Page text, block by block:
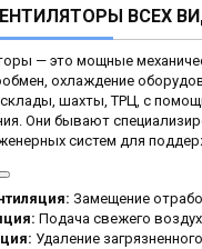
ВСЕХ
— это мощные
охлаждение
склады, шахты, ТРЦ, с
Они бывают
систем для
Замещение
Подача свежего
Удаление